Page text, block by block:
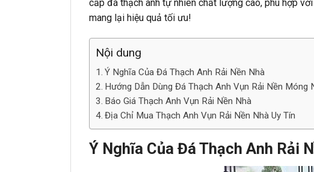
cấp đá thạch anh tự nhiên chất lượng cao, phù hợp
mang lại hiệu quả tối ưu!
Nội dung
Ý Nghĩa Của Đá Thạch Anh Rải Nền Nhà
Hướng Dẫn Dùng Đá Thạch Anh Vụn Rải Nền Móng
Báo Giá Thạch Anh Vụn Rải Nền Nhà
Địa Chỉ Mua Thạch Anh Vụn Rải Nền Nhà Uy Tín
Ý Nghĩa Của Đá Thạch Anh Rải